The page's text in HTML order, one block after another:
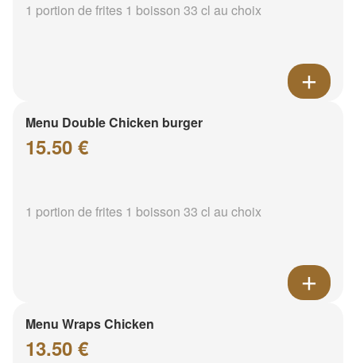
1 portion de frites 1 boisson 33 cl au choix
Menu Double Chicken burger
15.50 €
1 portion de frites 1 boisson 33 cl au choix
Menu Wraps Chicken
13.50 €